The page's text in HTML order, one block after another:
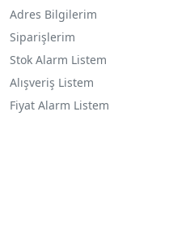
Adres Bilgilerim
Siparişlerim
Stok Alarm Listem
Alışveriş Listem
Fiyat Alarm Listem